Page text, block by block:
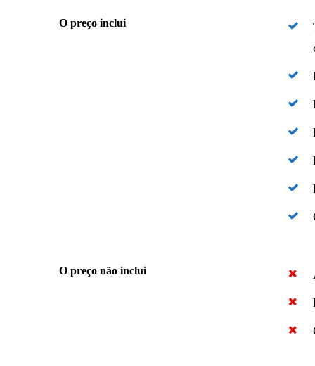
O preço inclui
O preço não inclui